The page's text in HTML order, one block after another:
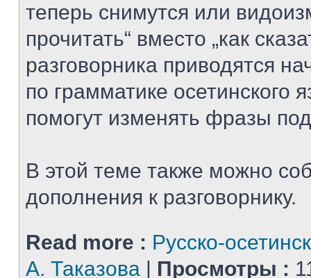
теперь снимутся или
прочитать“ вместо „как
разговорника приводятся
по грамматике осетинского
помогут изменять фразы
В этой теме также можно
дополнения к разговорнику.
Read more : Русско-
А. Таказова | Просмотры :